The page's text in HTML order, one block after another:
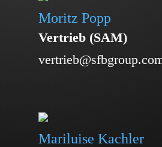
Moritz Popp
Vertrieb (SAM)
Mariluise Kachler